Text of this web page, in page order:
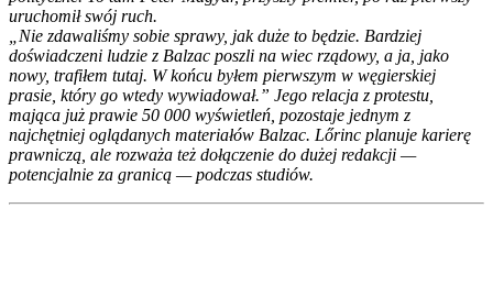
uruchomił swój ruch.
„Nie zdawaliśmy sobie sprawy, jak duże to będzie. Bardziej
doświadczeni ludzie z Balzac poszli na wiec rządowy, a ja, jako
nowy, trafiłem tutaj. W końcu byłem pierwszym w węgierskiej
prasie, który go wtedy wywiadował.” Jego relacja z protestu,
mająca już prawie 50 000 wyświetleń, pozostaje jednym z
najchętniej oglądanych materiałów Balzac. Lőrinc planuje karierę
prawniczą, ale rozważa też dołączenie do dużej redakcji —
potencjalnie za granicą — podczas studiów.